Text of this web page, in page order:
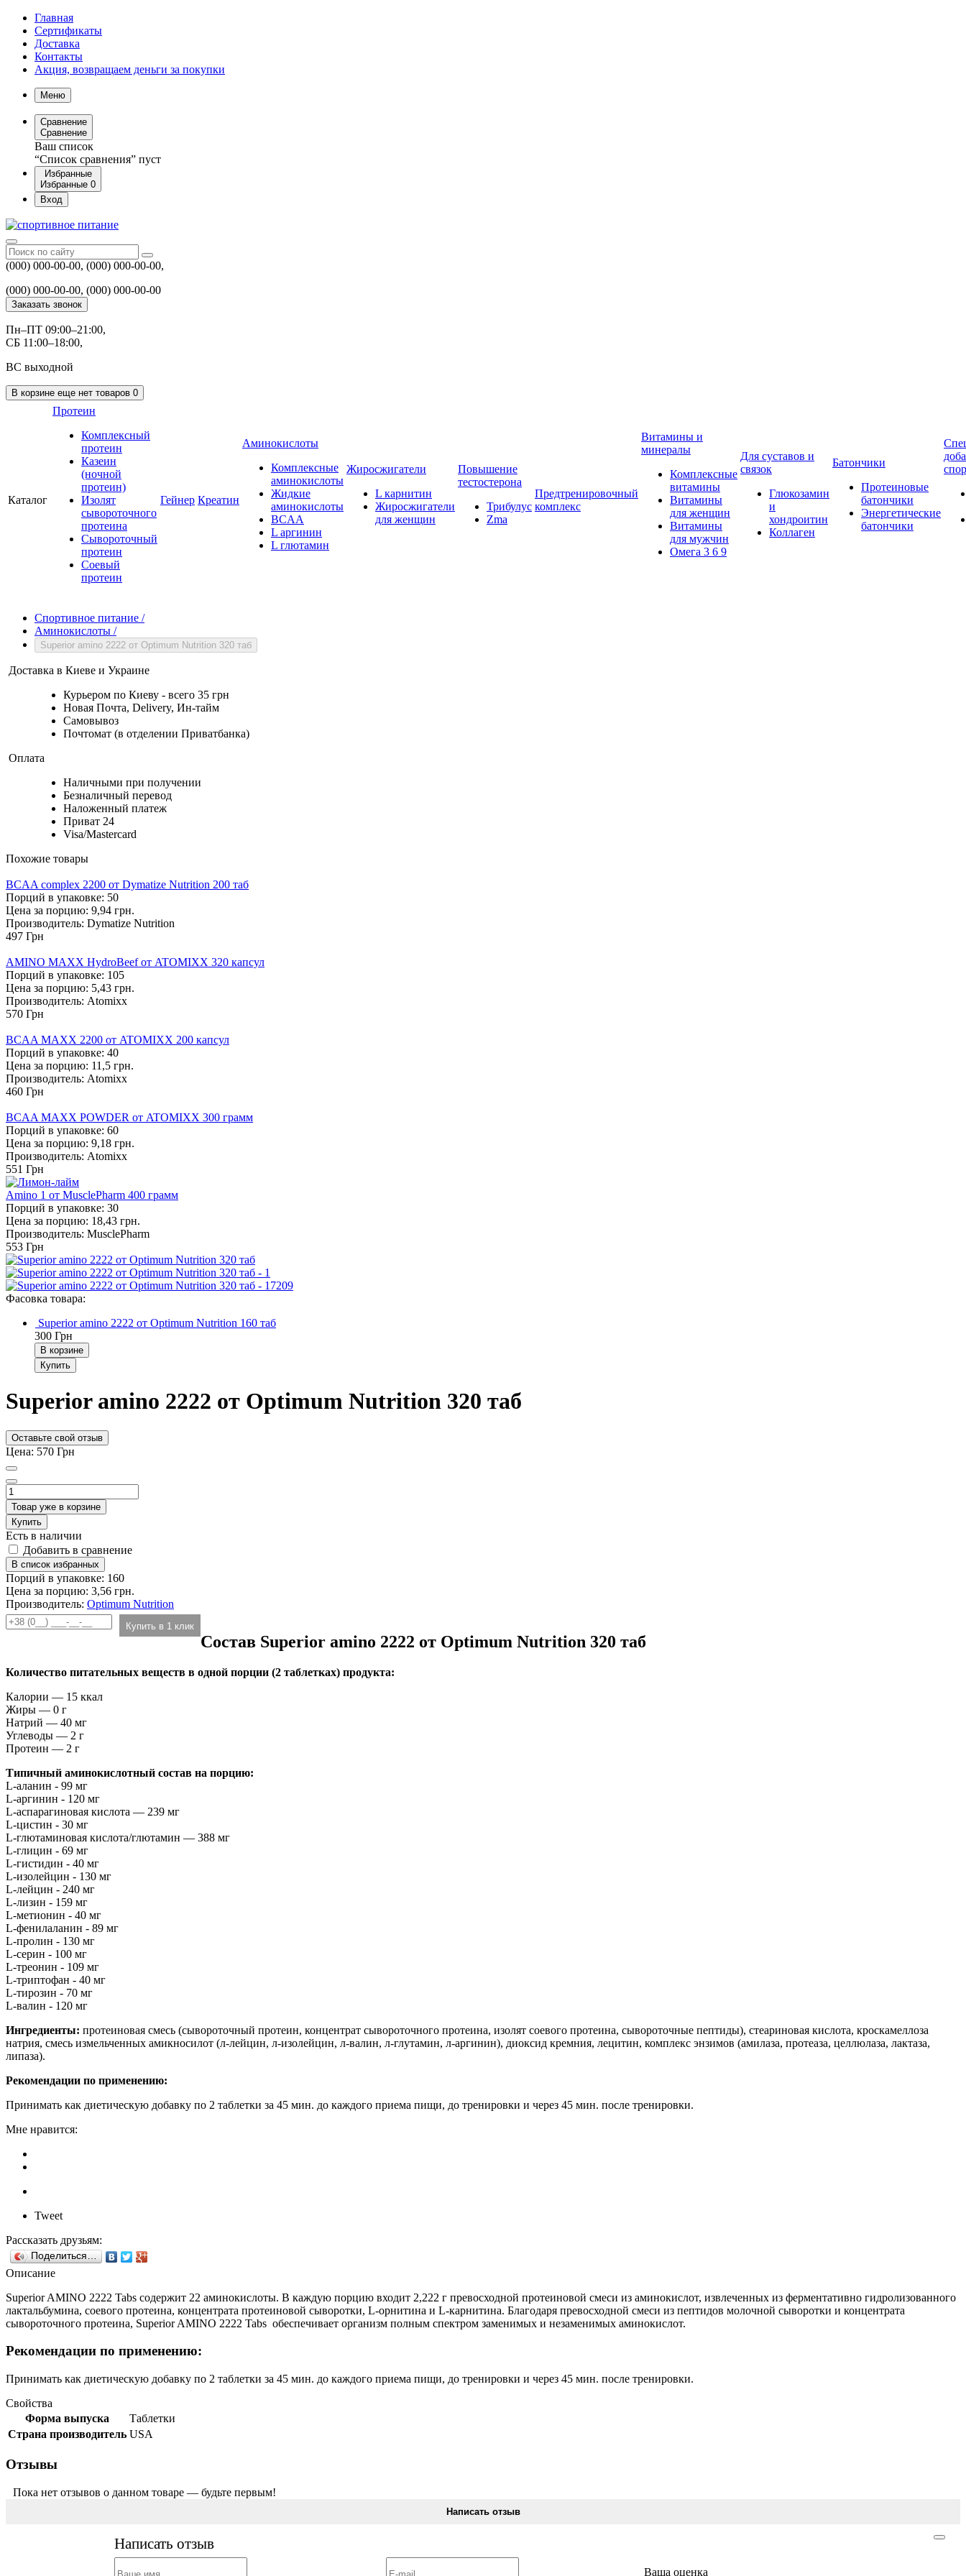
Главная
Сертификаты
Доставка
Контакты
Акция, возвращаем деньги за покупки
Меню
Сравнение
Сравнение
Ваш список
“Список сравнения” пуст
Избранные
Избранные 0
Вход
(000) 000-00-00, (000) 000-00-00,
(000) 000-00-00, (000) 000-00-00
Заказать звонок
Пн–ПТ 09:00–21:00,
СБ 11:00–18:00,
ВС выходной
В корзине еще нет товаров 0
Каталог
Протеин
Комплексный
протеин
Казеин
(ночной
протеин)
Изолят
сывороточного
протеина
Сывороточный
протеин
Соевый
протеин
Гейнер Креатин
Аминокислоты
Комплексные
аминокислоты
Жидкие
аминокислоты
BCAA
L аргинин
L глютамин
Жиросжигатели
L карнитин
Жиросжигатели
для женщин
Повышение
тестостерона
Трибулус
Zma
Предтренировочный
комплекс
Витамины и
минералы
Комплексные
витамины
Витамины
для женщин
Витамины
для мужчин
Омега 3 6 9
Для суставов и
связок
Глюкозамин
и
хондроитин
Коллаген
Батончики
Протеиновые
батончики
Энергетические
батончики
Спортивное питание /
Аминокислоты /
Superior amino 2222 от Optimum Nutrition 320 таб
Доставка в Киеве и Украине
Курьером по Киеву - всего 35 грн
Новая Почта, Delivery, Ин-тайм
Самовывоз
Почтомат (в отделении Приватбанка)
Оплата
Наличными при получении
Безналичный перевод
Наложенный платеж
Приват 24
Visa/Mastercard
Похожие товары
BCAA complex 2200 от Dymatize Nutrition 200 таб
Порций в упаковке: 50
Цена за порцию: 9,94 грн.
Производитель: Dymatize Nutrition
497 Грн
AMINO MAXX HydroBeef от ATOMIXX 320 капсул
Порций в упаковке: 105
Цена за порцию: 5,43 грн.
Производитель: Atomixx
570 Грн
BCAA MAXX 2200 от ATOMIXX 200 капсул
Порций в упаковке: 40
Цена за порцию: 11,5 грн.
Производитель: Atomixx
460 Грн
BCAA MAXX POWDER от ATOMIXX 300 грамм
Порций в упаковке: 60
Цена за порцию: 9,18 грн.
Производитель: Atomixx
551 Грн
Amino 1 от MusclePharm 400 грамм
Порций в упаковке: 30
Цена за порцию: 18,43 грн.
Производитель: MusclePharm
553 Грн
Фасовка товара:
Superior amino 2222 от Optimum Nutrition 160 таб
300 Грн
В корзине
Купить
Superior amino 2222 от Optimum Nutrition 320 таб
Оставьте свой отзыв
Цена: 570 Грн
Товар уже в корзине
Купить
Есть в наличии
Добавить в сравнение
В список избранных
Порций в упаковке: 160
Цена за порцию: 3,56 грн.
Производитель: Optimum Nutrition
Купить в 1 клик
Состав Superior amino 2222 от Optimum Nutrition 320 таб
Количество питательных веществ в одной порции (2 таблетках) продукта:
Калории — 15 ккал
Жиры — 0 г
Натрий — 40 мг
Углеводы — 2 г
Протеин — 2 г
Типичный аминокислотный состав на порцию:
L-аланин - 99 мг
L-аргинин - 120 мг
L-аспарагиновая кислота — 239 мг
L-цистин - 30 мг
L-глютаминовая кислота/глютамин — 388 мг
L-глицин - 69 мг
L-гистидин - 40 мг
L-изолейцин - 130 мг
L-лейцин - 240 мг
L-лизин - 159 мг
L-метионин - 40 мг
L-фенилаланин - 89 мг
L-пролин - 130 мг
L-серин - 100 мг
L-треонин - 109 мг
L-триптофан - 40 мг
L-тирозин - 70 мг
L-валин - 120 мг
Ингредиенты: протеиновая смесь (сывороточный протеин, концентрат сывороточного протеина, изолят соевого протеина, сывороточные пептиды), стеариновая кислота, кроскамеллоза
натрия, смесь измельченных амикносилот (л-лейцин, л-изолейцин, л-валин, л-глутамин, л-аргинин), диоксид кремния, лецитин, комплекс энзимов (амилаза, протеаза, целлюлаза, лактаза,
липаза).
Рекомендации по применению:
Принимать как диетическую добавку по 2 таблетки за 45 мин. до каждого приема пищи, до тренировки и через 45 мин. после тренировки.
Мне нравится:
Tweet
Рассказать друзьям:
Поделиться…
Описание
Superior AMINO 2222 Tabs содержит 22 аминокислоты. В каждую порцию входит 2,222 г превосходной протеиновой смеси из аминокислот, извлеченных из ферментативно гидролизованного
лактальбумина, соевого протеина, концентрата протеиновой сыворотки, L-орнитина и L-карнитина. Благодаря превосходной смеси из пептидов молочной сыворотки и концентрата
сывороточного протеина, Superior AMINO 2222 Tabs обеспечивает организм полным спектром заменимых и незаменимых аминокислот.
Рекомендации по применению:
Принимать как диетическую добавку по 2 таблетки за 45 мин. до каждого приема пищи, до тренировки и через 45 мин. после тренировки.
Свойства
Форма выпуска
Таблетки
Страна производитель USA
Отзывы
Пока нет отзывов о данном товаре — будьте первым!
Написать отзыв
Написать отзыв
Ваша оценка